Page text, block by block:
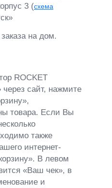
3 (схема
на дом.
ROCKET
сайт, нажмите
товара. Если Вы
также
интернет-
В левом
«Ваш чек», в
и